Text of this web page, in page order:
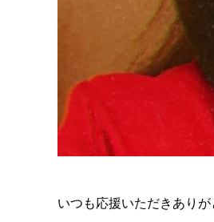
いつも応援いただきあり